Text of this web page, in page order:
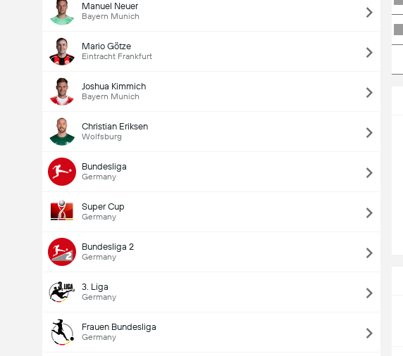
Manuel Neuer
Bayern Munich
Mario Götze
Eintracht Frankfurt
Joshua Kimmich
Bayern Munich
Christian Eriksen
Wolfsburg
Bundesliga
Germany
Super Cup
Germany
Bundesliga 2
Germany
3. Liga
Germany
Frauen Bundesliga
Germany